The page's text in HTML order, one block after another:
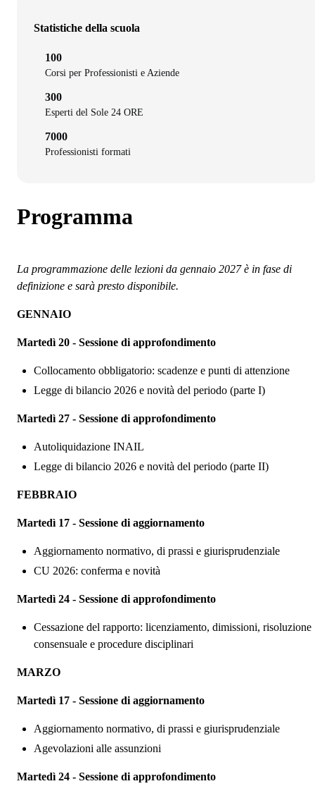
Statistiche della scuola
100
Corsi per Professionisti e Aziende
300
Esperti del Sole 24 ORE
7000
Professionisti formati
Programma
La programmazione delle lezioni da gennaio 2027 è in fase di
definizione e sarà presto disponibile.
GENNAIO
Martedì 20 - Sessione di approfondimento
Collocamento obbligatorio: scadenze e punti di attenzione
Legge di bilancio 2026 e novità del periodo (parte I)
Martedì 27 - Sessione di approfondimento
Autoliquidazione INAIL
Legge di bilancio 2026 e novità del periodo (parte II)
FEBBRAIO
Martedì 17 - Sessione di aggiornamento
Aggiornamento normativo, di prassi e giurisprudenziale
CU 2026: conferma e novità
Martedì 24 - Sessione di approfondimento
Cessazione del rapporto: licenziamento, dimissioni, risoluzione
consensuale e procedure disciplinari
MARZO
Martedì 17 - Sessione di aggiornamento
Aggiornamento normativo, di prassi e giurisprudenziale
Agevolazioni alle assunzioni
Martedì 24 - Sessione di approfondimento